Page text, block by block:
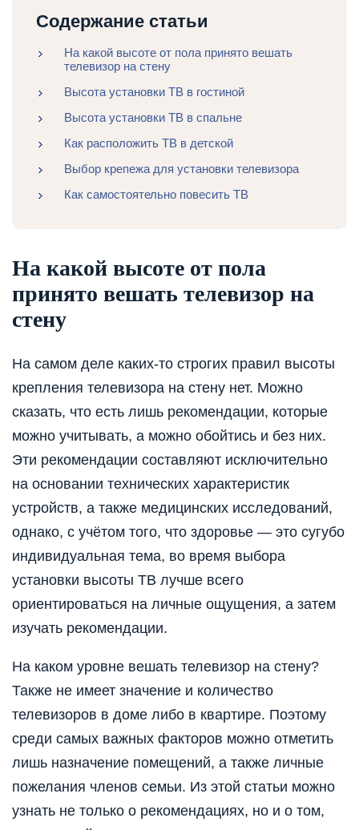
Содержание статьи
На какой высоте от пола принято вешать
телевизор на стену
Высота установки ТВ в гостиной
Высота установки ТВ в спальне
Как расположить ТВ в детской
Выбор крепежа для установки телевизора
Как самостоятельно повесить ТВ
На какой высоте от пола
принято вешать телевизор на
стену
На самом деле каких-то строгих правил высоты
крепления телевизора на стену нет. Можно
сказать, что есть лишь рекомендации, которые
можно учитывать, а можно обойтись и без них.
Эти рекомендации составляют исключительно
на основании технических характеристик
устройств, а также медицинских исследований,
однако, с учётом того, что здоровье — это сугубо
индивидуальная тема, во время выбора
установки высоты ТВ лучше всего
ориентироваться на личные ощущения, а затем
изучать рекомендации.
На каком уровне вешать телевизор на стену?
Также не имеет значение и количество
телевизоров в доме либо в квартире. Поэтому
среди самых важных факторов можно отметить
лишь назначение помещений, а также личные
пожелания членов семьи. Из этой статьи можно
узнать не только о рекомендациях, но и о том,